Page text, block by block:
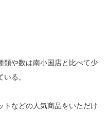
類や数は南小国店と比べて少
る。
トなどの人気商品をいただけ